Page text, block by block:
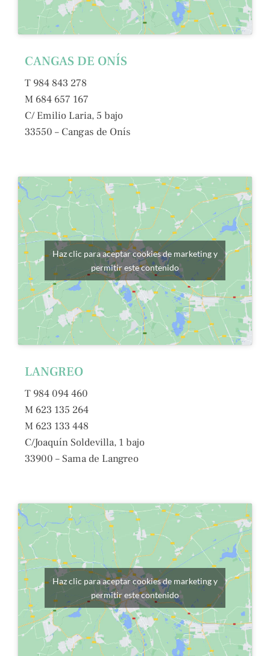
CANGAS DE ONÍS
T 984 843 278
M 684 657 167
C/ Emilio Laria, 5 bajo
33550 – Cangas de Onís
Haz clic para aceptar cookies de marketing y
permitir este contenido
LANGREO
T 984 094 460
M 623 135 264
M 623 133 448
C/Joaquín Soldevilla, 1 bajo
33900 – Sama de Langreo
Haz clic para aceptar cookies de marketing y
permitir este contenido